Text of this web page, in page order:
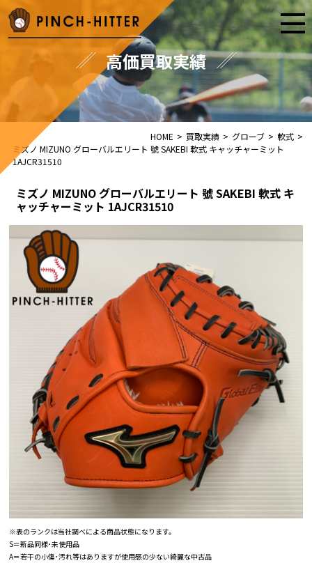
高価買取実績
HOME > 買取実績 > グローブ > 軟式 >
ミズノ MIZUNO グローバルエリート 號 SAKEBI 軟式 キャッチャーミット
1AJCR31510
ミズノ MIZUNO グローバルエリート 號 SAKEBI 軟式 キ
ャッチャーミット 1AJCR31510
※表のランクは当社調べによる商品状態になります。
S＝新品同様･未使用品
A＝若干の小傷･汚れ等はありますが使用感の少ない綺麗な中古品